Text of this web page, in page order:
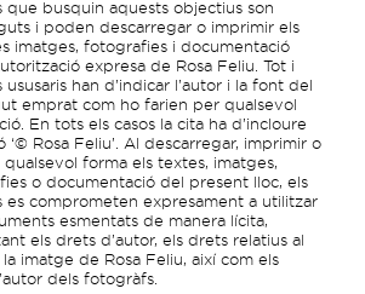
que busquin aquests objectius son
i poden descarregar o imprimir els
imatges, fotografies i documentació
expresa de Rosa Feliu. Tot i
ususaris han d’indicar l’autor i la font del
emprat com ho farien per qualsevol
En tots els casos la cita ha d’incloure
‘© Rosa Feliu’. Al descarregar, imprimir o
qualsevol forma els textes, imatges,
o documentació del present lloc, els
es comprometen expresament a utilitzar
esmentats de manera lícita,
els drets d’autor, els drets relatius al
la imatge de Rosa Feliu, així com els
dels fotogràfs.